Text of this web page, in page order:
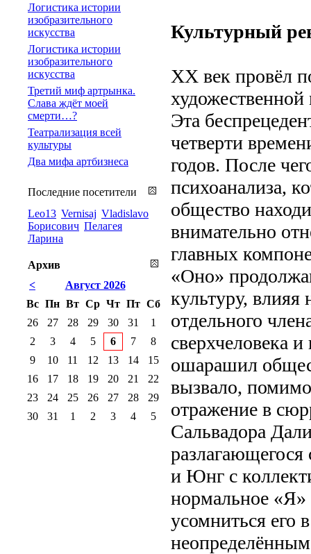
Культурный
XX век провёл
художественной
Эта
четверти
годов. После
психоанализа,
общество
внимательно
главных
«Оно»
культуру, влияя
отдельного
сверхчеловека
ошарашил
вызвало,
отражение в
Сальвадора
разлагающегося
и Юнг с
нормальное «Я»
усомниться его
Логистика истории
изобразительного
искусства
Логистика истории
изобразительного
искусства
Третий миф артрынка.
Слава ждёт моей
смерти…?
Театрализация всей
культуры
Два мифа артбизнеса
Последние посетители
Leo13 Vernisaj Vladislavo
Борисович Пелагея
Ларина
Архив
<
Август 2026
Вс Пн Вт Ср Чт Пт Сб
26
27 28 29 30 31
1
2
3 4 5 6 7
8
9
10 11 12 13 14
15
16
17 18 19 20 21
22
23
24 25 26 27 28
29
30
31 1 2 3 4 5